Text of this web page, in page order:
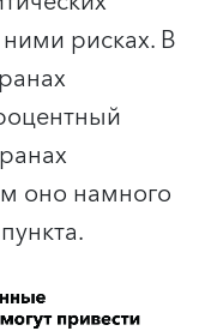
рисках. В
оно намного